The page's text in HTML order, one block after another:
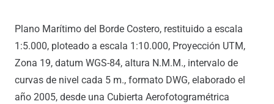
Plano Marítimo del Borde Costero, restituido a escala
1:5.000, ploteado a escala 1:10.000, Proyección UTM,
Zona 19, datum WGS-84, altura N.M.M., intervalo de
curvas de nivel cada 5 m., formato DWG, elaborado el
año 2005, desde una Cubierta Aerofotogramétrica